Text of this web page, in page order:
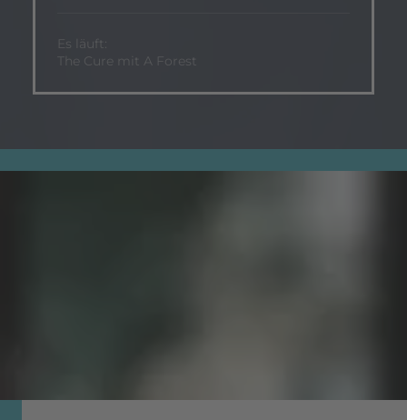
Es läuft:
The Cure mit A Forest